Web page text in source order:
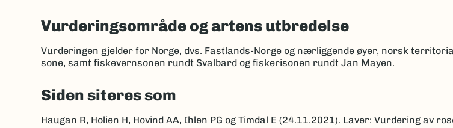
Vurderingsområde og artens utbredelse
Vurderingen gjelder for Norge, dvs. Fastlands-Norge og nærliggende øyer, norsk
sone, samt fiskevernsonen rundt Svalbard og fiskerisonen rundt Jan Mayen.
Siden siteres som
Haugan R, Holien H, Hovind AA, Ihlen PG og Timdal E (24.11.2021). Laver: Vurdering av